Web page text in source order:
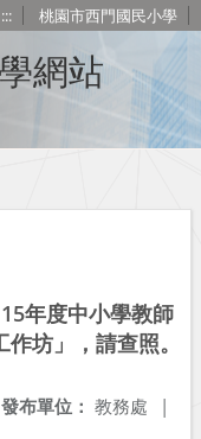
::: 桃園市西門國民小學
年度中小學教師
坊」，請查照。
發布單位： 教務處 |